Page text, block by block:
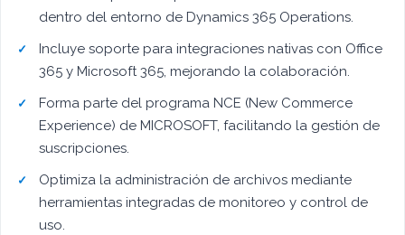
dentro del entorno de Dynamics 365 Operations.
Incluye soporte para integraciones nativas con Office
365 y Microsoft 365, mejorando la colaboración.
Forma parte del programa NCE (New Commerce
Experience) de MICROSOFT, facilitando la gestión de
suscripciones.
Optimiza la administración de archivos mediante
herramientas integradas de monitoreo y control de
uso.